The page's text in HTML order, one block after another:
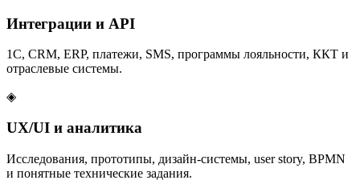
Интеграции и API
1С, CRM, ERP, платежи, SMS, программы лояльности, ККТ и
отраслевые системы.
◈
UX/UI и аналитика
Исследования, прототипы, дизайн-системы, user story, BPMN
и понятные технические задания.